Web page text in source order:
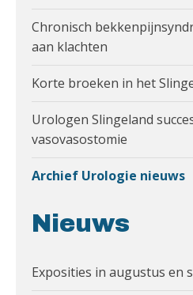
Chronisch
aan klachten
Korte broeken in het
Urologen Slingeland
vasovasostomie
Archief Urologie nieuws
Nieuws
Exposities in augustus en